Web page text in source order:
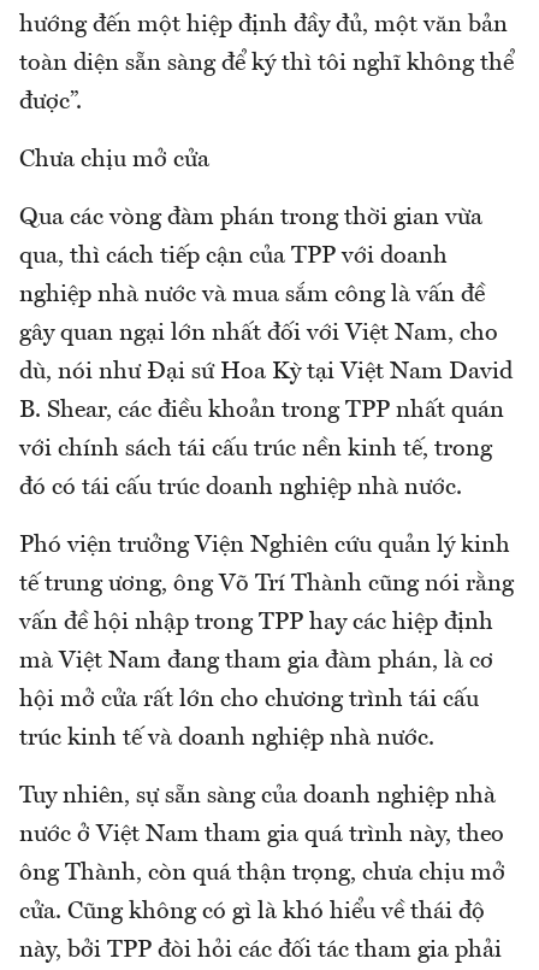
hướng đến một hiệp định đầy đủ, một văn bản
toàn diện sẵn sàng để ký thì tôi nghĩ không thể
được”.
Chưa chịu mở cửa
Qua các vòng đàm phán trong thời gian vừa
qua, thì cách tiếp cận của TPP với doanh
nghiệp nhà nước và mua sắm công là vấn đề
gây quan ngại lớn nhất đối với Việt Nam, cho
dù, nói như Đại sứ Hoa Kỳ tại Việt Nam David
B. Shear, các điều khoản trong TPP nhất quán
với chính sách tái cấu trúc nền kinh tế, trong
đó có tái cấu trúc doanh nghiệp nhà nước.
Phó viện trưởng Viện Nghiên cứu quản lý kinh
tế trung ương, ông Võ Trí Thành cũng nói rằng
vấn đề hội nhập trong TPP hay các hiệp định
mà Việt Nam đang tham gia đàm phán, là cơ
hội mở cửa rất lớn cho chương trình tái cấu
trúc kinh tế và doanh nghiệp nhà nước.
Tuy nhiên, sự sẵn sàng của doanh nghiệp nhà
nước ở Việt Nam tham gia quá trình này, theo
ông Thành, còn quá thận trọng, chưa chịu mở
cửa. Cũng không có gì là khó hiểu về thái độ
này, bởi TPP đòi hỏi các đối tác tham gia phải